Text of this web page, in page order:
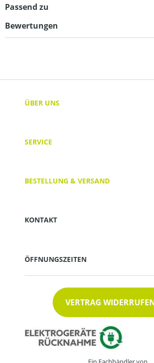
Passend zu
Bewertungen
ÜBER UNS
SERVICE
BESTELLUNG & VERSAND
KONTAKT
ÖFFNUNGSZEITEN
VERTRAG